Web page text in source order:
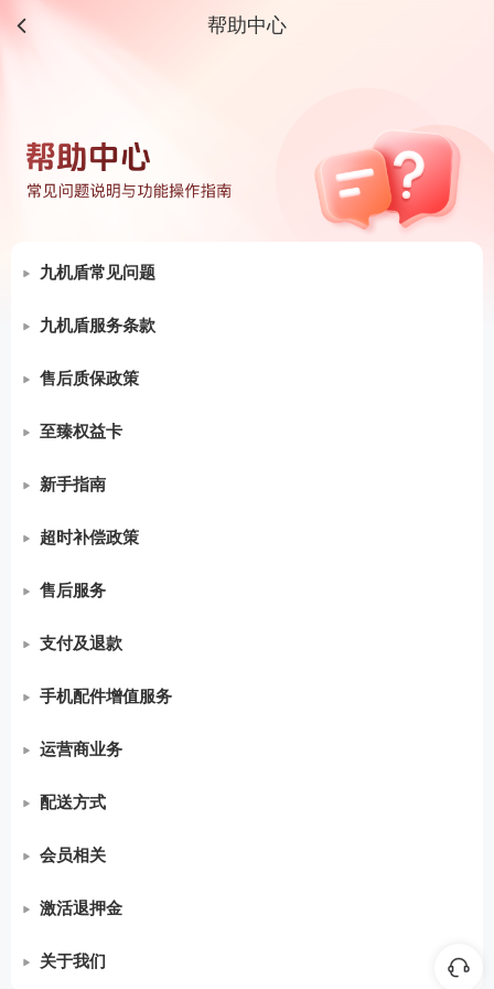
帮助中心
九机盾常见问题
• 九机盾常见问题
九机盾服务条款
• 手表Care+服务条款
• Care+(watchOS)服务条款
• 华为儿童手表Care+服务介绍
• Care+服务条款
• 安心盾服务条款
• 碎屏保服务条款
• 电池保服务条款
• 延长保服务条款
• 联想手表Care+
• 手表延长保服务条款
• 笔记本意外保服务条款
• 笔记本延长保服务条款
售后质保政策
• 潮流奢品/服饰箱包鞋帽、美妆护肤、宠物生活售后质保
• 美食生鲜质保
• 键盘一年质保政策
• 键鼠套装两年质保政策
• 拓展坞质保政策
• 散热器质保政策
• 刻录机/光驱质保政策
• 转接线售后政策
• 游戏手柄质保政策
• 路由器一年质保政策
• 交换机质保政策
至臻权益卡
• 权益金兑换规则V0.1
• 权益金兑换规则 V0.2
• 权益金兑换规则V1.0
新手指南
• 九机会员注册须知
• 九机交易条款
• 九机优惠券使用说明
• 九机隐私政策
超时补偿政策
• 超时补偿政策
售后服务
• 国家“三包”质保政策
• 售后安心保服务条款
• 售后碎屏保服务条款
• 售后后盖保服务条款
• 售后免邮服务
• 软件维护终身免费服务
• 售后电池保服务条款
支付及退款
• 在线支付
• 分期介绍
• 退款介绍
• 发票制度说明
手机配件增值服务
• 保护壳年包服务
• DIY保护壳及年包服务
• 保护壳/保护膜半价复购服务
• 贴膜年包服务
• 贴膜30天质保换新服务 V1.1
运营商业务
• 家庭有线宽带业务服务协议
• 客户入网服务协议
配送方式
• 九机秒送
• 快递运输
会员相关
• 评价获得积分规则说明
• 九机学生特权
激活退押金
• 商品激活退押金流程
关于我们